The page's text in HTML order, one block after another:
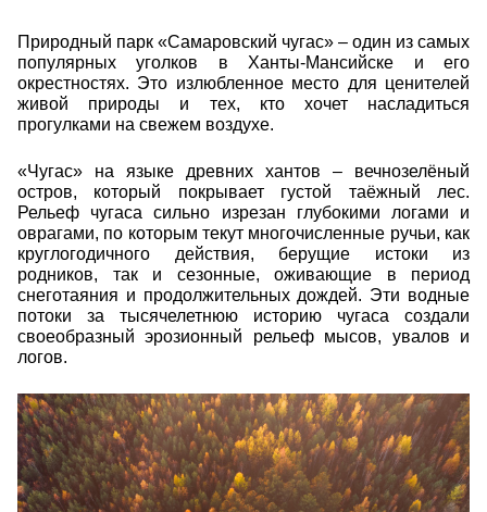
Природный парк «Самаровский чугас» – один из самых
популярных уголков в Ханты-Мансийске и его
окрестностях. Это излюбленное место для ценителей
живой природы и тех, кто хочет насладиться
прогулками на свежем воздухе.
«Чугас» на языке древних хантов – вечнозелёный
остров, который покрывает густой таёжный лес.
Рельеф чугаса сильно изрезан глубокими логами и
оврагами, по которым текут многочисленные ручьи, как
круглогодичного действия, берущие истоки из
родников, так и сезонные, оживающие в период
снеготаяния и продолжительных дождей. Эти водные
потоки за тысячелетнюю историю чугаса создали
своеобразный эрозионный рельеф мысов, увалов и
логов.
dsc09293.jpg